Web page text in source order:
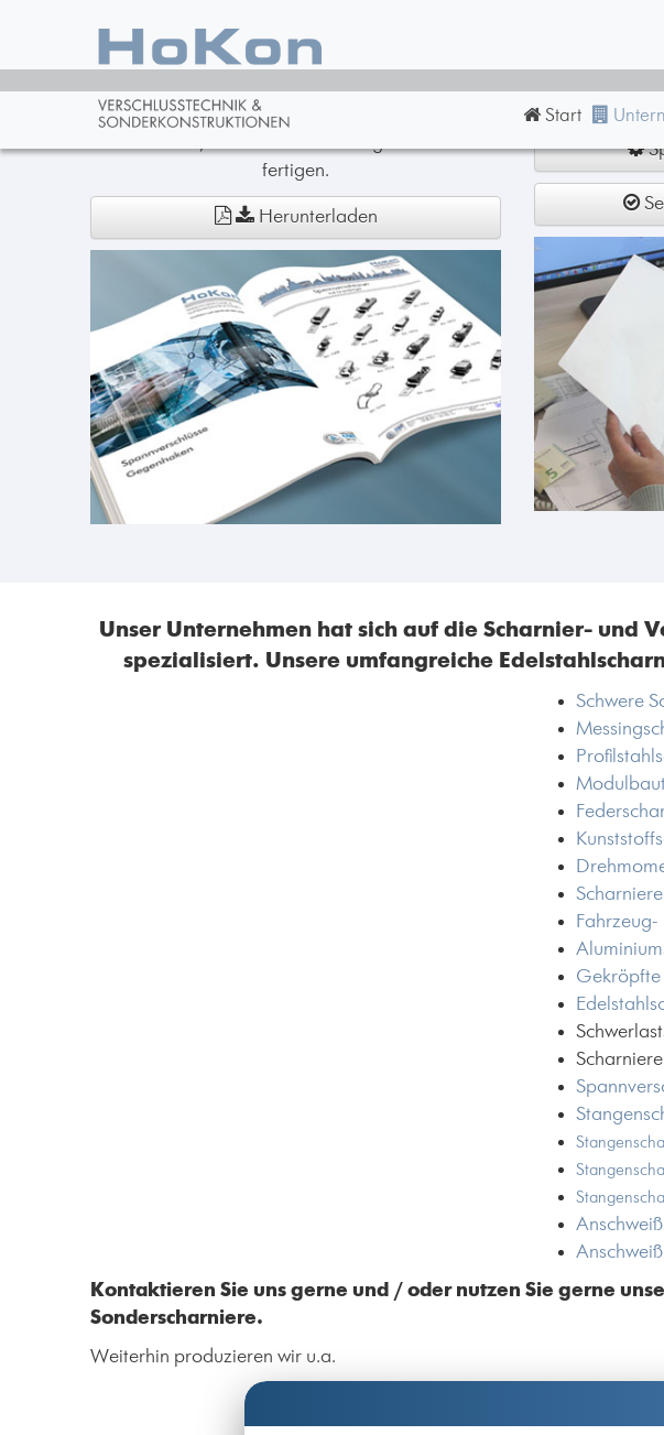
Start
Katalog
Unser Gesamtkatalog beinhaltet ein
umfangreiches Standardsortiment. Was Sie hier
fertigen.
Herunterladen
Unser Unternehmen hat sich auf die Scharnier- und
spezialisiert. Unsere umfangreiche
Schwere
Gekröpfte
Kontaktieren Sie uns gerne und / oder nutzen Sie gerne
Sonderscharniere.
Weiterhin produzieren wir u.a.